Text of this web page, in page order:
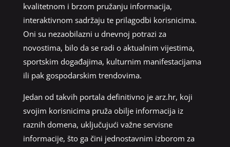
kvalitetnom i brzom pružanju informacija,
interaktivnom sadržaju te prilagodbi korisnicima.
Oni su nezaobilazni u dnevnoj potrazi za
novostima, bilo da se radi o aktualnim vijestima,
sportskim događajima, kulturnim manifestacijama
ili pak gospodarskim trendovima.
Jedan od takvih portala definitivno je arz.hr, koji
svojim korisnicima pruža obilje informacija iz
raznih domena, uključujući važne servisne
informacije, što ga čini jednostavnim izborom za